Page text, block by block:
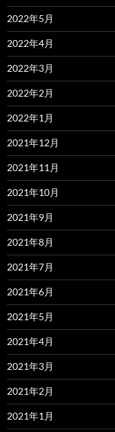
2022年5月
2022年4月
2022年3月
2022年2月
2022年1月
2021年12月
2021年11月
2021年10月
2021年9月
2021年8月
2021年7月
2021年6月
2021年5月
2021年4月
2021年3月
2021年2月
2021年1月